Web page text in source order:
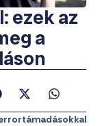
ezek az
a